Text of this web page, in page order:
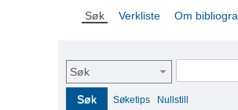
Søk Verkliste Om
Søk
Søk Søketips Nullstill